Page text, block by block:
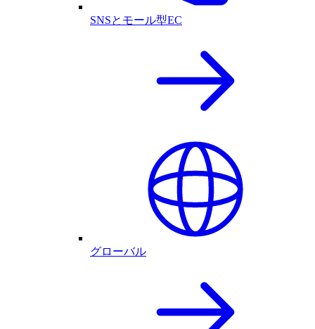
SNSとモール型EC
グローバル